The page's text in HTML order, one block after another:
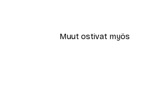
Muut ostivat myös